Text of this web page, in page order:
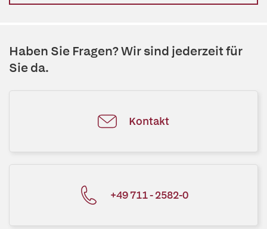
Haben Sie Fragen? Wir sind jederzeit für
Sie da.
Kontakt
+49 711 - 2582-0